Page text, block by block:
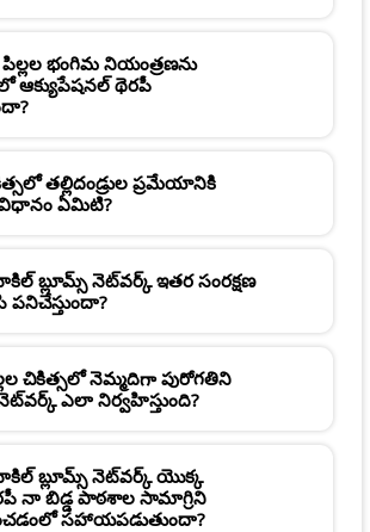
భంగిమ నియంత్రణను
ఆక్యుపేషనల్ థెరపీ
తల్లిదండ్రుల ప్రమేయానికి
విధానం ఏమిటి?
బ్లూమ్స్ నెట్‌వర్క్ ఇతర సంరక్షణ
పనిచేస్తుందా?
చికిత్సలో నెమ్మదిగా పురోగతిని
ఎలా నిర్వహిస్తుంది?
బ్లూమ్స్ నెట్‌వర్క్ యొక్క
నా బిడ్డ పాఠశాల సామాగ్రిని
సహాయపడుతుందా?